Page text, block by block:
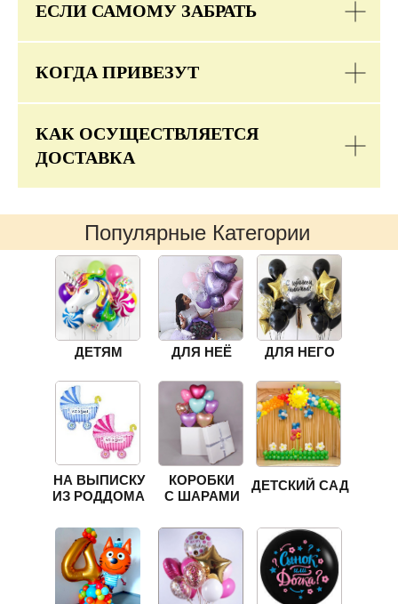
ЕСЛИ САМОМУ ЗАБРАТЬ
КОГДА ПРИВЕЗУТ
КАК ОСУЩЕСТВЛЯЕТСЯ
ДОСТАВКА
Популярные Категории
ДЛЯ НЕЁ ДЛЯ НЕГО
ДЕТЯМ
НА ВЫПИСКУ
ИЗ РОДДОМА
КОРОБКИ
С ШАРАМИ
ДЕТСКИЙ САД